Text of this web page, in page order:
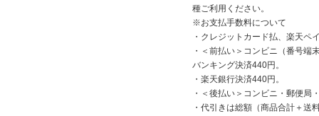
種ご利用ください。
※お支払手数料について
・クレジットカード払、楽天ペ
・＜前払い＞コンビニ（番号端
バンキング決済440円。
・楽天銀行決済440円。
・＜後払い＞コンビニ・郵便局
・代引きは総額（商品合計＋送